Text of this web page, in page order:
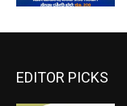
EDITOR PICKS